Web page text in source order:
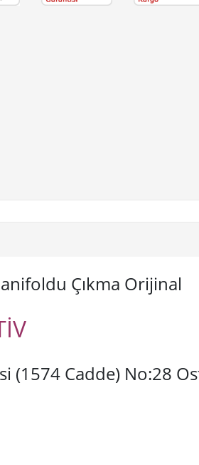
Çıkma Orijinal
(1574 Cadde) No:28